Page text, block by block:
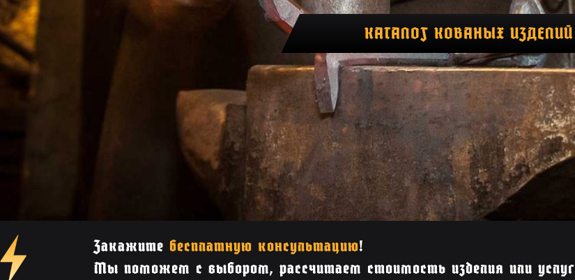
КАТАЛОГ КОВАНЫХ ИЗДЕЛИЙ
СДЕЛАТЬ ЗАКАЗ
Закажите бесплатную консультацию!
Мы поможем с выбором, рассчитаем стоимость изделия или услуг